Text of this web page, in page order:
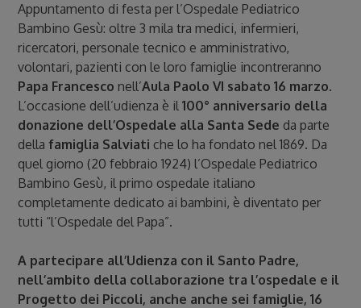
Appuntamento di festa per l’Ospedale Pediatrico
Bambino Gesù: oltre 3 mila tra medici, infermieri,
ricercatori, personale tecnico e amministrativo,
volontari, pazienti con le loro famiglie incontreranno
Papa Francesco nell’Aula Paolo VI sabato 16 marzo.
L’occasione dell’udienza è il100° anniversario della
donazione dell’Ospedale alla Santa Sede da parte
della famiglia Salviati che lo ha fondato nel 1869. Da
quel giorno (20 febbraio 1924) l’Ospedale Pediatrico
Bambino Gesù, il primo ospedale italiano
completamente dedicato ai bambini, è diventato per
tutti “l’Ospedale del Papa”.
A partecipare all’Udienza con il Santo Padre,
nell’ambito della collaborazione tra l’ospedale e il
Progetto dei Piccoli, anche anche sei famiglie, 16